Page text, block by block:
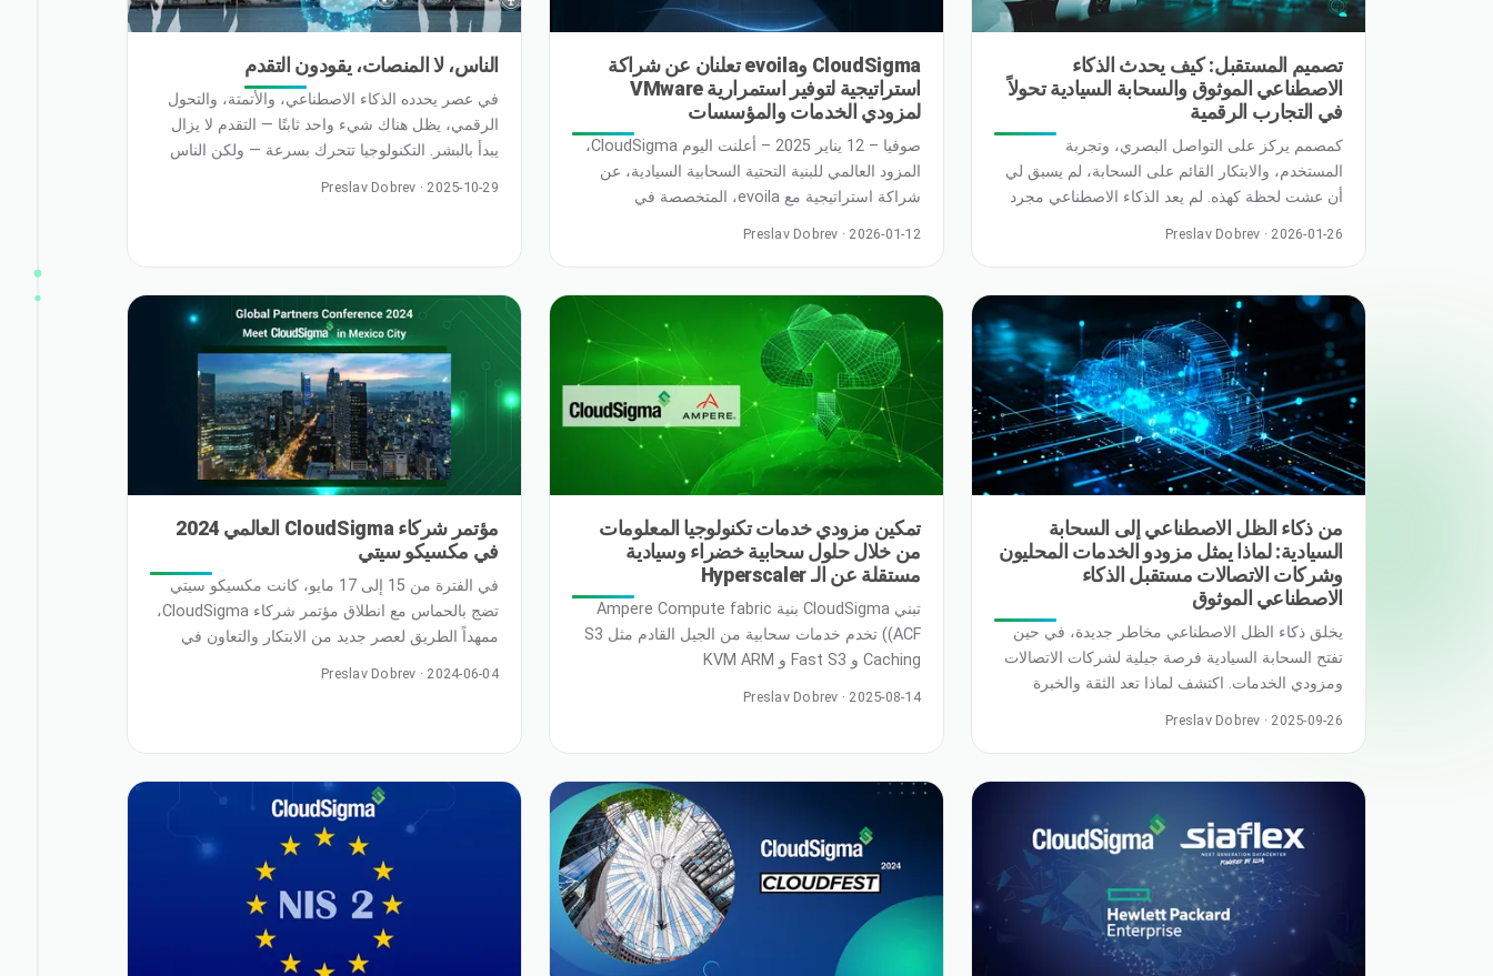
تصميم المستقبل: كيف يحدث الذكاء
الاصطناعي الموثوق والسحابة السيادية تحولاً
في التجارب الرقمية
كمصمم يركز على التواصل البصري، وتجربة
المستخدم، والابتكار القائم على السحابة، لم يسبق لي
أن عشت لحظة كهذه. لم يعد الذكاء الاصطناعي مجرد
سير عملنا، يطرح سؤال جديد نفسه: كيف … R
Preslav Dobrev · 2026-01-26
CloudSigma وevoila تعلنان عن شراكة
استراتيجية لتوفير استمرارية VMware
لمزودي الخدمات والمؤسسات
صوفيا – 12 يناير 2025 – أعلنت اليوم CloudSigma،
المزود العالمي للبنية التحتية السحابية السيادية، عن
شراكة استراتيجية مع evoila، المتخصصة في
وتلبي هذه الشراكة الطلب المتزايد من العملاء الذين
يسعون لحماية V الحالية
Preslav Dobrev · 2026-01-12
الناس، لا المنصات، يقودون التقدم
في عصر يحدده الذكاء الاصطناعي، والأتمتة، والتحول
الرقمي، يظل هناك شيء واحد ثابتًا — التقدم لا يزال
يبدأ بالبشر. التكنولوجيا تتحرك بسرعة — ولكن الناس
Preslav Dobrev · 2025-10-29
من ذكاء الظل الاصطناعي إلى السحابة
السيادية: لماذا يمثل مزودو الخدمات المحليون
وشركات الاتصالات مستقبل الذكاء
الاصطناعي الموثوق
يخلق ذكاء الظل الاصطناعي مخاطر جديدة، في حين
تفتح السحابة السيادية فرصة جيلية لشركات الاتصالات
ومزودي الخدمات. اكتشف لماذا تعد الثقة والخبرة
المحادثات الأخيرة مع الشركاء و... اقرأ المزيد
Preslav Dobrev · 2025-09-26
تمكين مزودي خدمات تكنولوجيا المعلومات
من خلال حلول سحابية خضراء وسيادية
مستقلة عن الـ Hyperscaler
تبني CloudSigma بنية Ampere Compute fabric
(ACF) تخدم خدمات سحابية من الجيل القادم مثل S3
Caching و Fast S3 و KVM ARM
معالجات Cloud Native Processors من Ampere
Preslav Dobrev · 2025-08-14
مؤتمر شركاء CloudSigma العالمي 2024
في مكسيكو سيتي
في الفترة من 15 إلى 17 مايو، كانت مكسيكو سيتي
تضج بالحماس مع انطلاق مؤتمر شركاء CloudSigma،
ممهداً الطريق لعصر جديد من الابتكار والتعاون في
Preslav Dobrev · 2024-06-04